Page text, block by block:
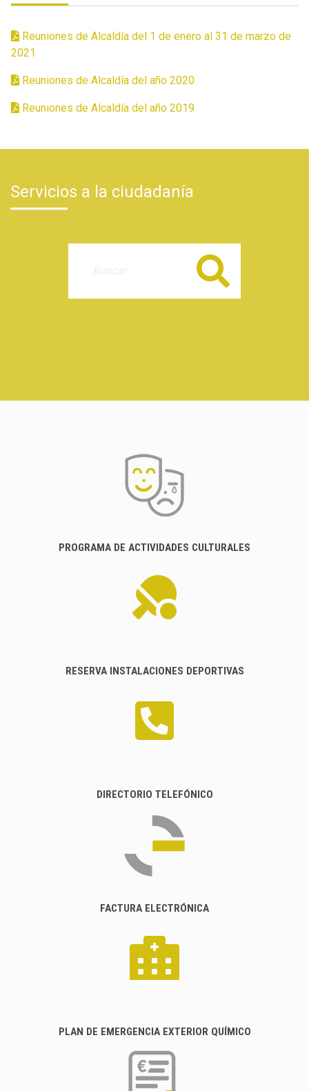
Reuniones de Alcaldía del 1 de enero al 31 de marzo de
2021
Reuniones de Alcaldía del año 2020
Reuniones de Alcaldía del año 2019
Servicios a la ciudadanía
Buscar
PROGRAMA DE ACTIVIDADES CULTURALES
RESERVA INSTALACIONES DEPORTIVAS
DIRECTORIO TELEFÓNICO
FACTURA ELECTRÓNICA
PLAN DE EMERGENCIA EXTERIOR QUÍMICO